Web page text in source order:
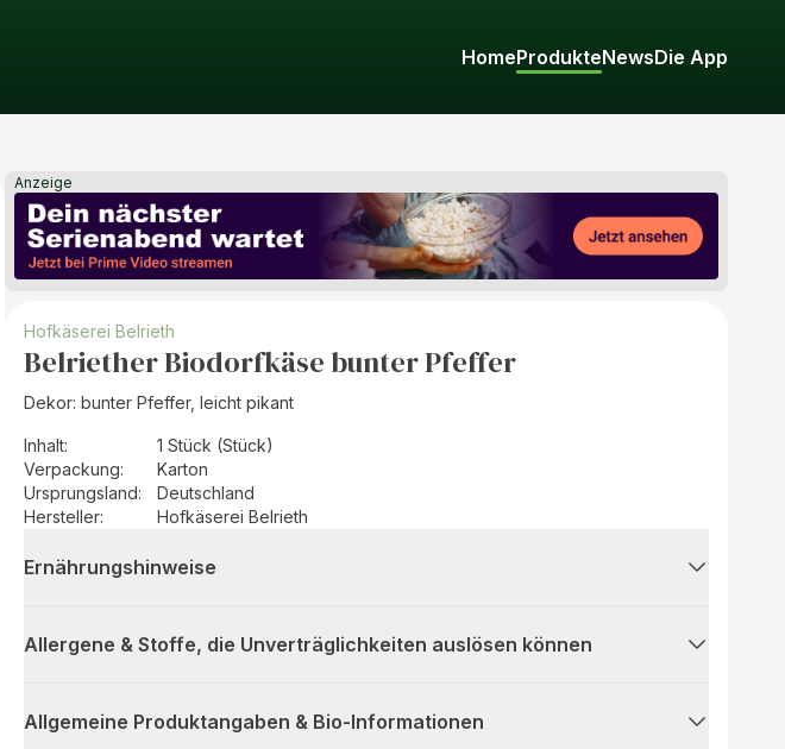
HomeProdukteNewsDie App
Anzeige
Hofkäserei Belrieth
Belriether Biodorfkäse bunter Pfeffer
Dekor: bunter Pfeffer, leicht pikant
Inhalt:
1 Stück (Stück)
Verpackung:
Karton
Ursprungsland:
Deutschland
Hersteller: Hofkäserei Belrieth
Ernährungshinweise
Allergene & Stoffe, die Unverträglichkeiten auslösen können
Allgemeine Produktangaben & Bio-Informationen